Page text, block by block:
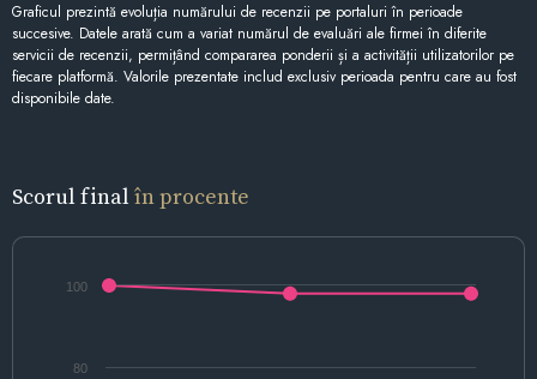
Graficul prezintă evoluția numărului de recenzii pe portaluri în perioade
succesive. Datele arată cum a variat numărul de evaluări ale firmei în diferite
servicii de recenzii, permițând compararea ponderii și a activității utilizatorilor pe
fiecare platformă. Valorile prezentate includ exclusiv perioada pentru care au fost
disponibile date.
Scorul final în procente
80
100